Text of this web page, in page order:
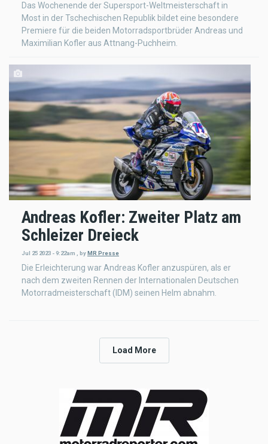
Das Wochenende der Supersport-Weltmeisterschaft in
Most in der Tschechischen Republik bildet eine besondere
Premiere für die beiden Motorradsportbrüder Andreas und
Maximilian Kofler aus Attnang-Puchheim.
Andreas Kofler: Zweiter Platz am
Schleizer Dreieck
Jul 25 2023 - 9:22am byMR Presse
Die Erleichterung war Andreas Kofler anzuspüren, als er
nach dem zweiten Rennen der Internationalen Deutschen
Motorradmeisterschaft (IDM) seinen Helm abnahm.
Load More